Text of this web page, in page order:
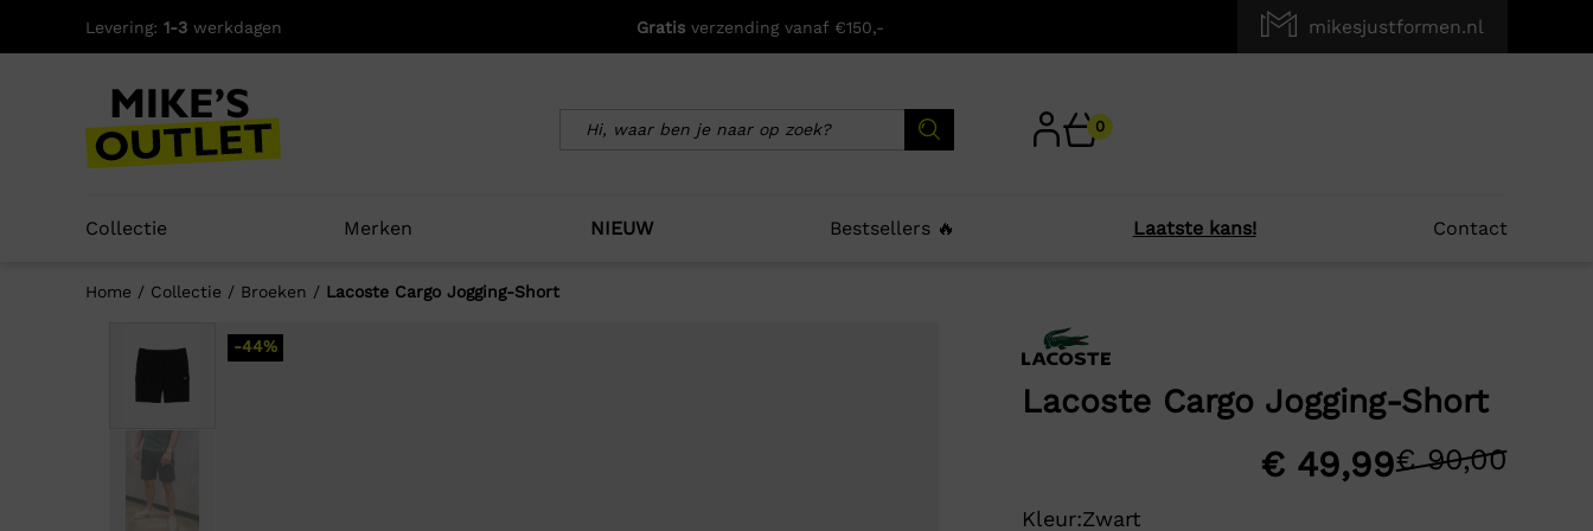
Levering: 1-3 werkdagen Gratisverzending vanaf €150,- mikesjustformen.nl
0
Collectie Merken NIEUW Bestsellers 🔥 Laatste kans! Contact
Home / Collectie / Broeken / Lacoste Cargo Jogging-Short
Wellicht zijn deze producten ook interessant voor je?
-44%
-44%
Lacoste Cargo Jogging-Short
€90,00
€ 49,99
Kleur:Zwart